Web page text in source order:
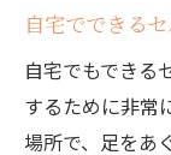
自宅でできる
自宅でもできる
するために非常
場所で、足をあ